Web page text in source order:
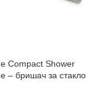
Compact Shower
– бришач за стакло